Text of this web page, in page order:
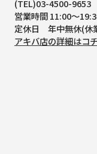
(TEL)03-4500-9653
営業時間 11:00～
定休日 年中無休(休
アキバ店の詳細はコ